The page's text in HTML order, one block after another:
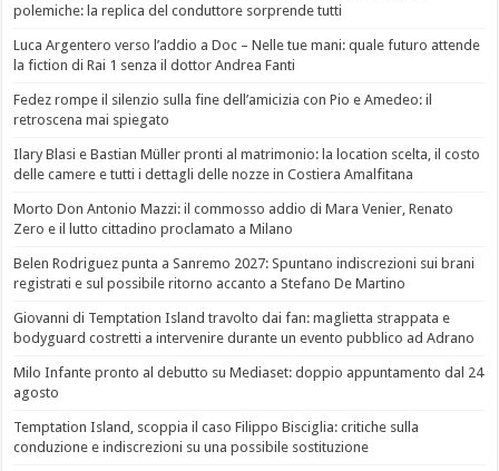
polemiche: la replica del conduttore sorprende tutti
Luca Argentero verso l’addio a Doc – Nelle tue mani: quale futuro attende
la fiction di Rai 1 senza il dottor Andrea Fanti
Fedez rompe il silenzio sulla fine dell’amicizia con Pio e Amedeo: il
retroscena mai spiegato
Ilary Blasi e Bastian Müller pronti al matrimonio: la location scelta, il costo
delle camere e tutti i dettagli delle nozze in Costiera Amalfitana
Morto Don Antonio Mazzi: il commosso addio di Mara Venier, Renato
Zero e il lutto cittadino proclamato a Milano
Belen Rodriguez punta a Sanremo 2027: Spuntano indiscrezioni sui brani
registrati e sul possibile ritorno accanto a Stefano De Martino
Giovanni di Temptation Island travolto dai fan: maglietta strappata e
bodyguard costretti a intervenire durante un evento pubblico ad Adrano
Milo Infante pronto al debutto su Mediaset: doppio appuntamento dal 24
agosto
Temptation Island, scoppia il caso Filippo Bisciglia: critiche sulla
conduzione e indiscrezioni su una possibile sostituzione